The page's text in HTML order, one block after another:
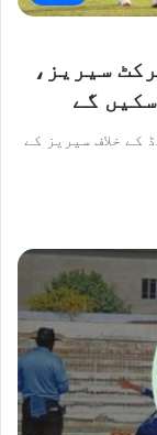
سیریز،
گے
کے خلاف سیریز کے